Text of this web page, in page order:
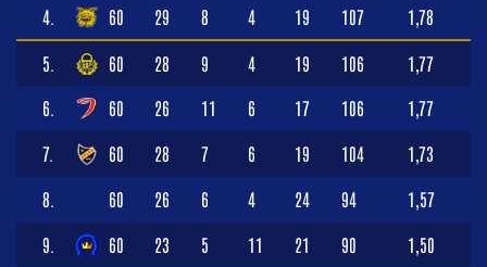
4. 60 29 8 4 19 107 1,78
5. 60 28 9 4 19 106 1,77
6. 60 26 11 6 17 106 1,77
7. 60 28 7 6 19 104 1,73
8. 60 26 6 4 24 94 1,57
9. 60 23 5 11 21 90 1,50